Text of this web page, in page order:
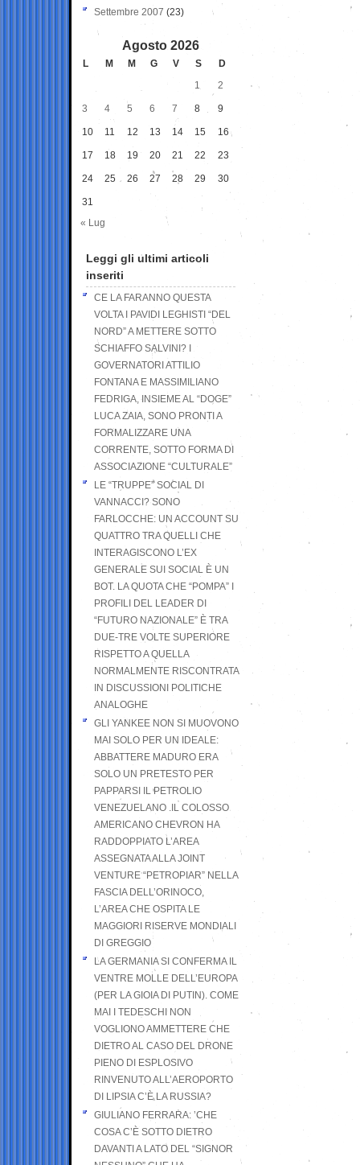
Settembre 2007 (23)
Agosto 2026
L M M G V S
D
1
2
3 4 5 6 7 8 9
10 11 12 13 14 15 16
17 18 19 20 21 22 23
24 25 26 27 28 29 30
31
« Lug
Leggi gli ultimi articoli
inseriti
CE LA FARANNO QUESTA
VOLTA I PAVIDI LEGHISTI “DEL
NORD” A METTERE SOTTO
SCHIAFFO SALVINI? I
GOVERNATORI ATTILIO
FONTANA E MASSIMILIANO
FEDRIGA, INSIEME AL “DOGE”
LUCA ZAIA, SONO PRONTI A
FORMALIZZARE UNA
CORRENTE, SOTTO FORMA DI
ASSOCIAZIONE “CULTURALE”
LE “TRUPPE” SOCIAL DI
VANNACCI? SONO
FARLOCCHE: UN ACCOUNT SU
QUATTRO TRA QUELLI CHE
INTERAGISCONO L’EX
GENERALE SUI SOCIAL È UN
BOT. LA QUOTA CHE “POMPA” I
PROFILI DEL LEADER DI
“FUTURO NAZIONALE” È TRA
DUE-TRE VOLTE SUPERIORE
RISPETTO A QUELLA
NORMALMENTE RISCONTRATA
IN DISCUSSIONI POLITICHE
ANALOGHE
GLI YANKEE NON SI MUOVONO
MAI SOLO PER UN IDEALE:
ABBATTERE MADURO ERA
SOLO UN PRETESTO PER
PAPPARSI IL PETROLIO
VENEZUELANO .IL COLOSSO
AMERICANO CHEVRON HA
RADDOPPIATO L’AREA
ASSEGNATA ALLA JOINT
VENTURE “PETROPIAR” NELLA
FASCIA DELL’ORINOCO,
L’AREA CHE OSPITA LE
MAGGIORI RISERVE MONDIALI
DI GREGGIO
LA GERMANIA SI CONFERMA IL
VENTRE MOLLE DELL’EUROPA
(PER LA GIOIA DI PUTIN). COME
MAI I TEDESCHI NON
VOGLIONO AMMETTERE CHE
DIETRO AL CASO DEL DRONE
PIENO DI ESPLOSIVO
RINVENUTO ALL’AEROPORTO
DI LIPSIA C’È LA RUSSIA?
GIULIANO FERRARA: ’CHE
COSA C’È SOTTO DIETRO
DAVANTI A LATO DEL “SIGNOR